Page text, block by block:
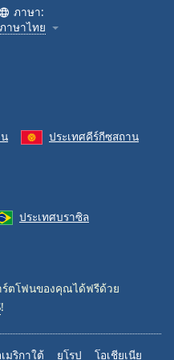
ภาษา:
ภาษาไทย
ประเทศคีร์กีซสถาน
ประเทศบราซิล
ตโฟนของคุณได้ฟรีด้วย
!
มริกาใต้ ยุโรป โอเชียเนีย